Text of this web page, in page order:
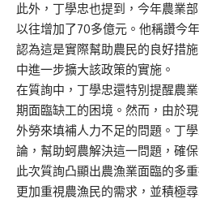
此外，丁學忠也提到，今年農業
以往增加了70多億元。他稱讚今
認為這是實際幫助農民的良好措
中進一步擴大該政策的實施。
在質詢中，丁學忠還特別提醒農
期面臨缺工的困境。然而，由於
外勞來填補人力不足的問題。丁
論，幫助蚵農解決這一問題，確
此次質詢凸顯出農漁業面臨的多
更加重視農漁民的需求，並積極